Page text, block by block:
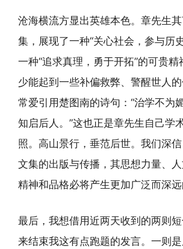
沧海横流方显出英雄本色。章先生
集，展现了一种“关心社会，参与历
一种“追求真理，勇于开拓”的可贵精
少能起到一些补偏救弊、警醒世人
常爱引用楚图南的诗句：“治学不为
知启后人。”这也正是章先生自己学
照。高山景行，垂范后世。我们深
文集的出版与传播，其思想力量、
精神和品格必将产生更加广泛而深远
最后，我想借用近两天收到的两则
来结束我这有点跑题的发言。一则